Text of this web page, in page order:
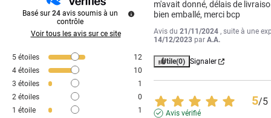
Basé sur 24 avis soumis à un
contrôle
Voir tous les avis sur ce site
5 étoiles
12
4 étoiles
10
3 étoiles
1
2 étoiles
0
1 étoile 1
m'avait donné, délais de
bien emballé, merci bcp
Avis du21/11/2024 , suite à une
14/12/2023 parA.A.
Utile(0) Signaler
5/5
Avis vérifié